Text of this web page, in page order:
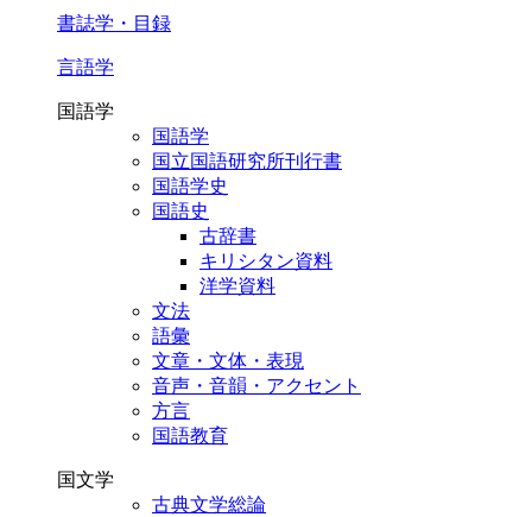
書誌学・目録
言語学
国語学
国語学
国立国語研究所刊行書
国語学史
国語史
古辞書
キリシタン資料
洋学資料
文法
語彙
文章・文体・表現
音声・音韻・アクセント
方言
国語教育
国文学
古典文学総論